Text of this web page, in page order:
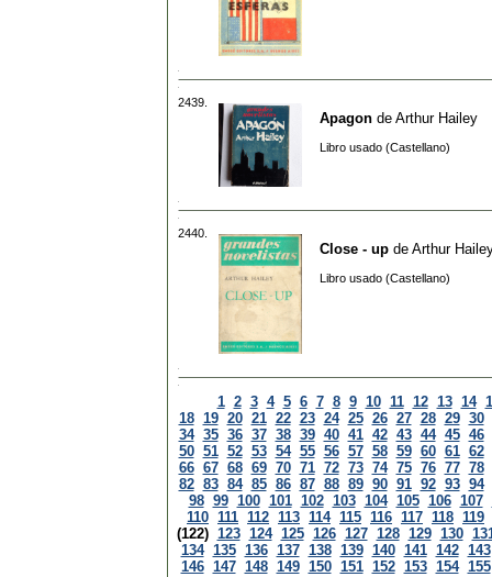
2439.
Apagon de Arthur Hailey
Libro usado (Castellano)
2440.
Close - up de Arthur
Libro usado (Castellano)
1 2 3 4 5 6 7 8 9 10 11 12 13 14
18 19 20 21 22 23 24 25 26 27 28 29 30
34 35 36 37 38 39 40 41 42 43 44 45 46
50 51 52 53 54 55 56 57 58 59 60 61 62
66 67 68 69 70 71 72 73 74 75 76 77 78
82 83 84 85 86 87 88 89 90 91 92 93 94
98 99 100 101 102 103 104 105 106 107
110 111 112 113 114 115 116 117 118 119
(122) 123 124 125 126 127 128 129 130
134 135 136 137 138 139 140 141 142 143
146 147 148 149 150 151 152 153 154 155